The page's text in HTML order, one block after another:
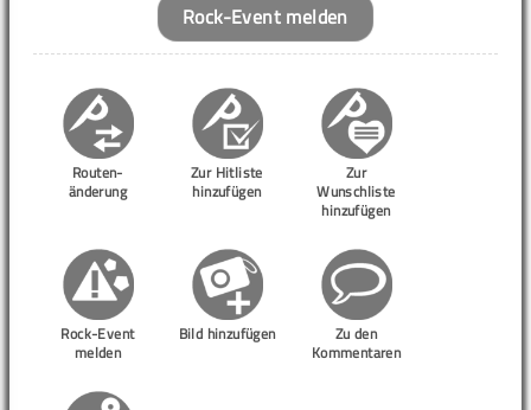
Rock-Event melden
Routen-
änderung
Zur Hitliste
hinzufügen
Zur
Wunschliste
hinzufügen
Rock-Event
melden
Bild hinzufügen
Zu den
Kommentaren